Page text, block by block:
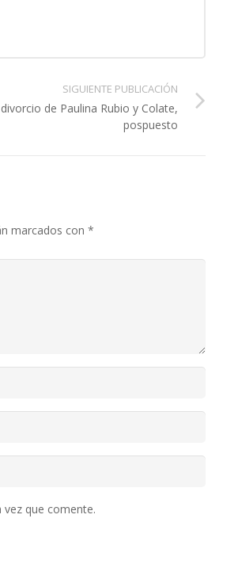
SIGUIENTE PUBLICACIÓN
de Paulina Rubio y Colate,
pospuesto
marcados con *
que comente.